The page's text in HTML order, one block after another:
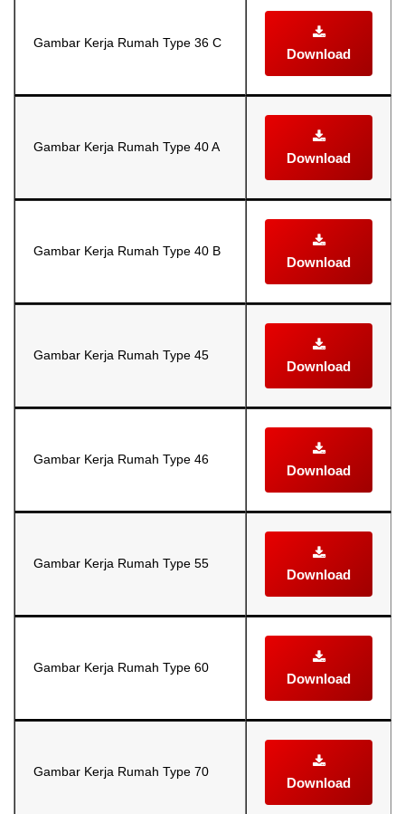
Gambar Kerja Rumah Type 36 C
Download
Gambar Kerja Rumah Type 40 A
Download
Gambar Kerja Rumah Type 40 B
Download
Gambar Kerja Rumah Type 45
Download
Gambar Kerja Rumah Type 46
Download
Gambar Kerja Rumah Type 55
Download
Gambar Kerja Rumah Type 60
Download
Gambar Kerja Rumah Type 70
Download